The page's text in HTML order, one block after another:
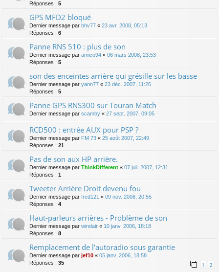
Réponses : 5
GPS MFD2 bloqué
Dernier message par bhv77 « 23 avr. 2008, 05:13
Réponses : 6
Panne RNS 510 : plus de son
Dernier message par amico94 « 06 mars 2008, 23:53
Réponses : 5
son des enceintes arrière qui grésille sur les basse
Dernier message par yann77 « 23 déc. 2007, 11:26
Réponses : 5
Panne GPS RNS300 sur Touran Match
Dernier message par scamby « 27 sept. 2007, 09:05
RCD500 : entrée AUX pour PSP ?
Dernier message par FM 73 « 25 août 2007, 22:49
Réponses : 21
Pas de son aux HP arrière.
Dernier message par ThinkDifferent « 07 juil. 2007, 12:31
Réponses : 1
Tweeter Arrière Droit devenu fou
Dernier message par fred121 « 09 nov. 2006, 20:55
Réponses : 4
Haut-parleurs arrières - Problème de son
Dernier message par windair « 10 janv. 2006, 18:18
Réponses : 8
Remplacement de l'autoradio sous garantie
Dernier message par jef10 « 05 janv. 2006, 18:58
Réponses : 35 1 2